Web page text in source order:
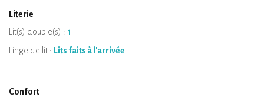
Literie
Lit(s) double(s) : 1
Linge de lit : Lits faits à l'arrivée
Confort